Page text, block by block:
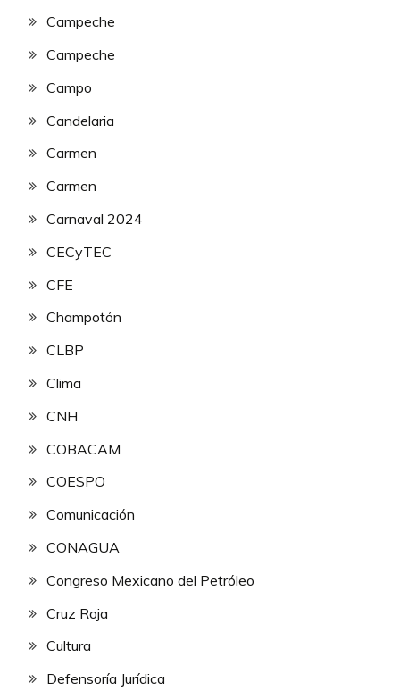
Campeche
Campeche
Campo
Candelaria
Carmen
Carmen
Carnaval 2024
CECyTEC
CFE
Champotón
CLBP
Clima
CNH
COBACAM
COESPO
Comunicación
CONAGUA
Congreso Mexicano del Petróleo
Cruz Roja
Cultura
Defensoría Jurídica